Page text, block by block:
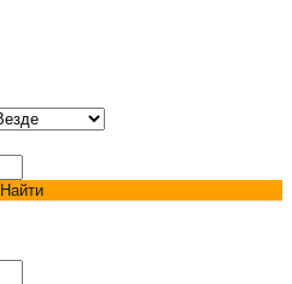
Найти